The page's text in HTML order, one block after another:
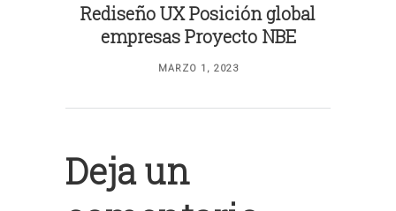
Rediseño UX Posición global
empresas Proyecto NBE
MARZO 1, 2023
Deja un